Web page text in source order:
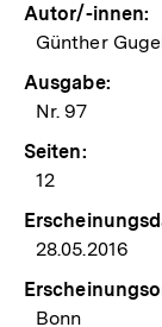
Autor/-innen:
Günther
Ausgabe:
Nr. 97
Seiten:
12
28.05.2016
Bonn